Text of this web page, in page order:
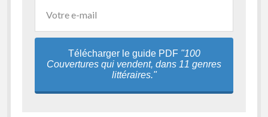
Télécharger le guide PDF "100
Couvertures qui vendent, dans 11 genres
littéraires."